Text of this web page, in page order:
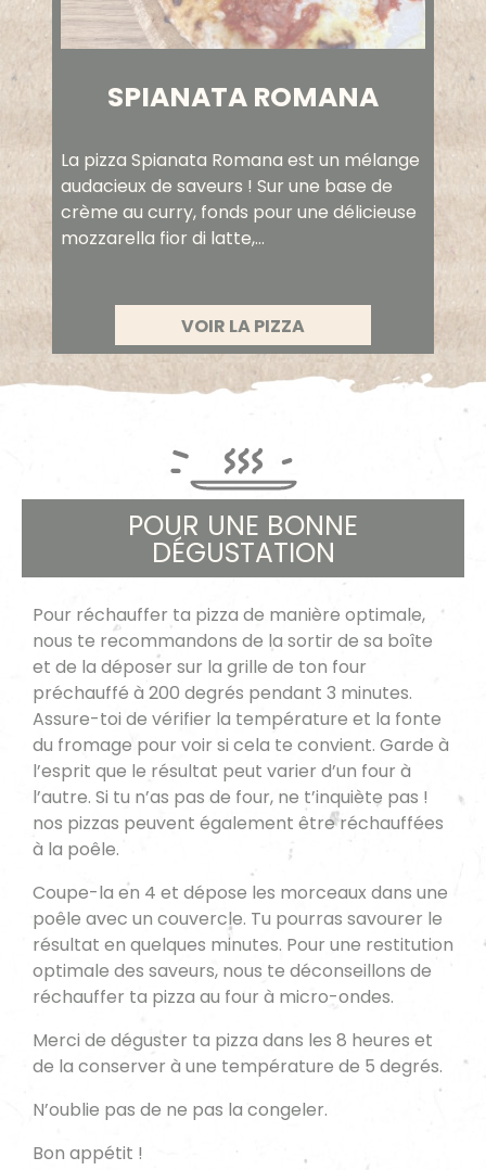
SPIANATA ROMANA
La pizza Spianata Romana est un mélange
audacieux de saveurs ! Sur une base de
crème au curry, fonds pour une délicieuse
mozzarella fior di latte,...
VOIR LA PIZZA
POUR UNE BONNE
DÉGUSTATION
Pour réchauffer ta pizza de manière optimale,
nous te recommandons de la sortir de sa boîte
et de la déposer sur la grille de ton four
préchauffé à 200 degrés pendant 3 minutes.
Assure-toi de vérifier la température et la fonte
du fromage pour voir si cela te convient. Garde à
l’esprit que le résultat peut varier d’un four à
l’autre. Si tu n’as pas de four, ne t’inquiète pas !
nos pizzas peuvent également être réchauffées
à la poêle.
Coupe-la en 4 et dépose les morceaux dans une
poêle avec un couvercle. Tu pourras savourer le
résultat en quelques minutes. Pour une restitution
optimale des saveurs, nous te déconseillons de
réchauffer ta pizza au four à micro-ondes.
Merci de déguster ta pizza dans les 8 heures et
de la conserver à une température de 5 degrés.
N’oublie pas de ne pas la congeler.
Bon appétit !